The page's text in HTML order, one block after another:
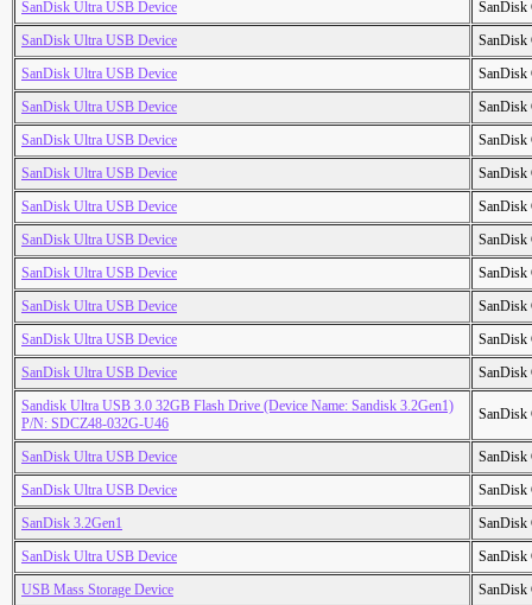
SanDisk Ultra USB Device
SanDisk
SanDisk Ultra USB Device
SanDisk
SanDisk Ultra USB Device
SanDisk
SanDisk Ultra USB Device
SanDisk
SanDisk Ultra USB Device
SanDisk
SanDisk Ultra USB Device
SanDisk
SanDisk Ultra USB Device
SanDisk
SanDisk Ultra USB Device
SanDisk
SanDisk Ultra USB Device
SanDisk
SanDisk Ultra USB Device
SanDisk
SanDisk Ultra USB Device
SanDisk
SanDisk Ultra USB Device
SanDisk
Sandisk Ultra USB 3.0 32GB Flash Drive (Device Name: Sandisk 3.2Gen1)
P/N: SDCZ48-032G-U46
SanDisk
SanDisk Ultra USB Device
SanDisk
SanDisk Ultra USB Device
SanDisk
SanDisk 3.2Gen1
SanDisk
SanDisk Ultra USB Device
SanDisk
USB Mass Storage Device
SanDisk